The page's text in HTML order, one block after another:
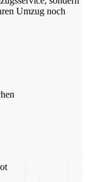
Umzug noch